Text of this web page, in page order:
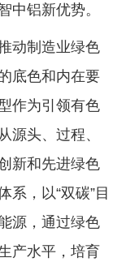
中铝新优势。
动制造业绿色
底色和内在要
作为引领有色
源头、过程、
新和先进绿色
系，以“双碳”目
源，通过绿色
产水平，培育